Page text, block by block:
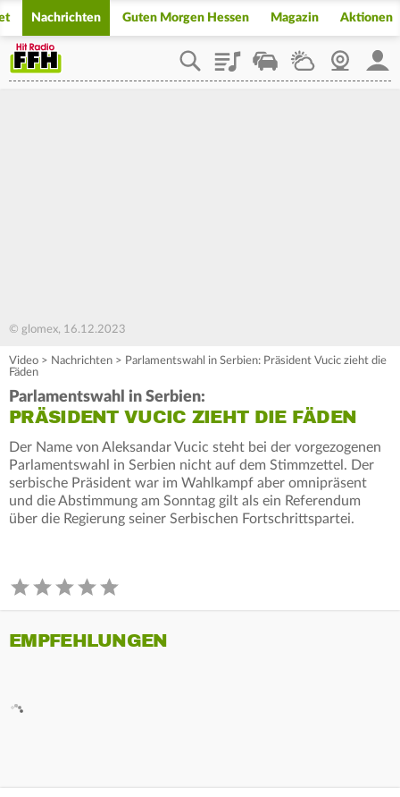
Nachrichten Guten Morgen Hessen Magazin Aktionen
PlaylistStaupilotWetterWebcam
© glomex, 16.12.2023
Video > Nachrichten > Parlamentswahl in Serbien: Präsident Vucic zieht die
Fäden
Parlamentswahl in Serbien:
PRÄSIDENT VUCIC ZIEHT DIE FÄDEN
Der Name von Aleksandar Vucic steht bei der vorgezogenen
Parlamentswahl in Serbien nicht auf dem Stimmzettel. Der
serbische Präsident war im Wahlkampf aber omnipräsent
und die Abstimmung am Sonntag gilt als ein Referendum
über die Regierung seiner Serbischen Fortschrittspartei.
EMPFEHLUNGEN